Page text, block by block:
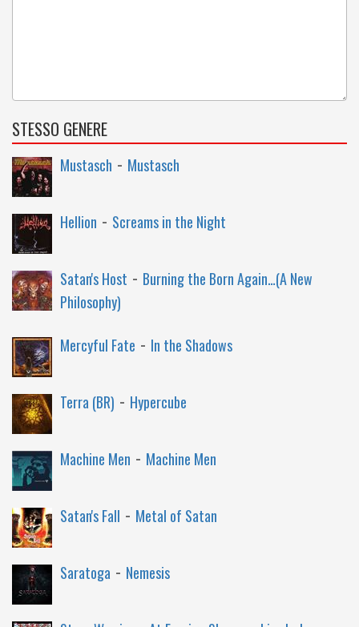
STESSO GENERE
Mustasch - Mustasch
Hellion - Screams in the Night
Satan's Host - Burning the Born Again…(A New
Philosophy)
Mercyful Fate - In the Shadows
Terra (BR) - Hypercube
Machine Men - Machine Men
Satan's Fall - Metal of Satan
Saratoga - Nemesis